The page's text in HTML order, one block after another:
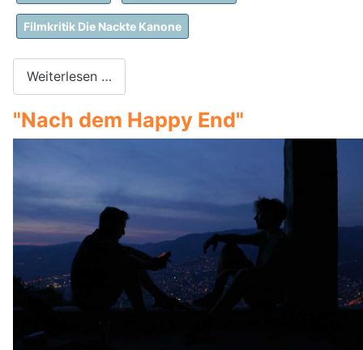
Filmkritik Die Nackte Kanone
Weiterlesen …
"Nach dem Happy End"